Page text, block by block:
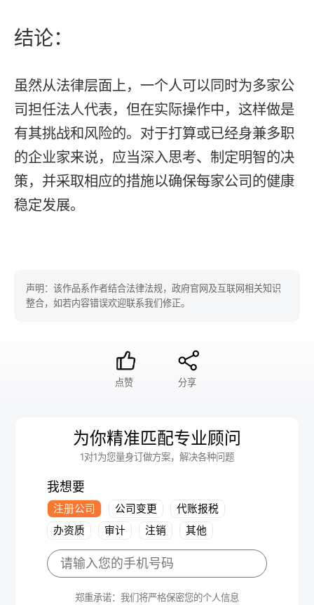
结论：
虽然从法律层面上，一个人可以同时为多家公
司担任法人代表，但在实际操作中，这样做是
有其挑战和风险的。对于打算或已经身兼多职
的企业家来说，应当深入思考、制定明智的决
策，并采取相应的措施以确保每家公司的健康
稳定发展。
声明：该作品系作者结合法律法规，政府官网及互联网相关知识
整合，如若内容错误欢迎联系我们修正。
点赞 分享
为你精准匹配专业顾问
1对1为您量身订做方案，解决各种问题
我想要
注册公司 公司变更
代账报税
办资质
审计 注销 其他
郑重承诺：我们将严格保密您的个人信息